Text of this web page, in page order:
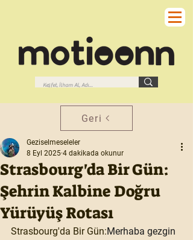
Geri
Strasbourg'da Bir Gün:
Şehrin Kalbine Doğru
Yürüyüş Rotası
Geziselmeseleler
8 Eyl 2025 4 dakikada okunur
Strasbourg'da Bir Gün:Merhaba gezgin